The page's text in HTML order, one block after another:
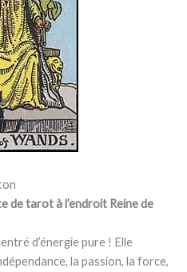
de tarot à l’endroit Reine de
d’énergie pure ! Elle
la passion, la force,